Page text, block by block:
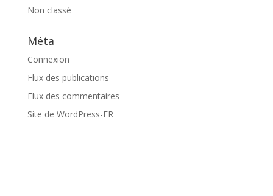
Non classé
Méta
Connexion
Flux des publications
Flux des commentaires
Site de WordPress-FR